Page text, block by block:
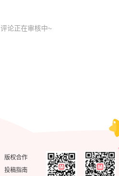
评论正在审核中~
版权合作
投稿指南